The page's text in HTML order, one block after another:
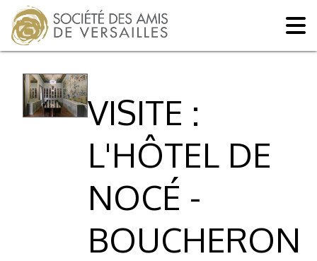
VISITE :
L'HÔTEL DE
NOCÉ -
BOUCHERON